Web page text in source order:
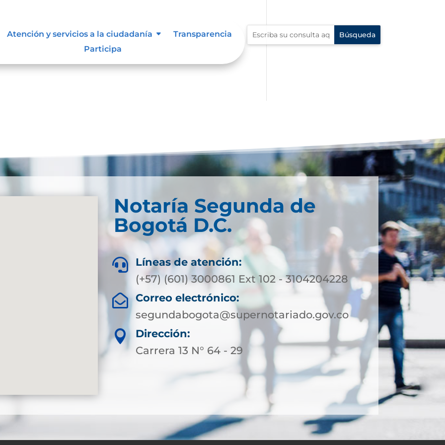
Atención y servicios a la ciudadanía
Transparencia
Participa
para tomar decisiones en
Notaría Segunda de
Bogotá D.C.

Líneas de atención:
(+57) (601) 3000861 Ext 102 - 3104204228

Correo electrónico:
segundabogota@supernotariado.gov.co

Dirección:
Carrera 13 N° 64 - 29